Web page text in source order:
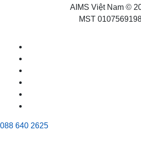
AIMS Việt Nam ©
MST
088 640 2625